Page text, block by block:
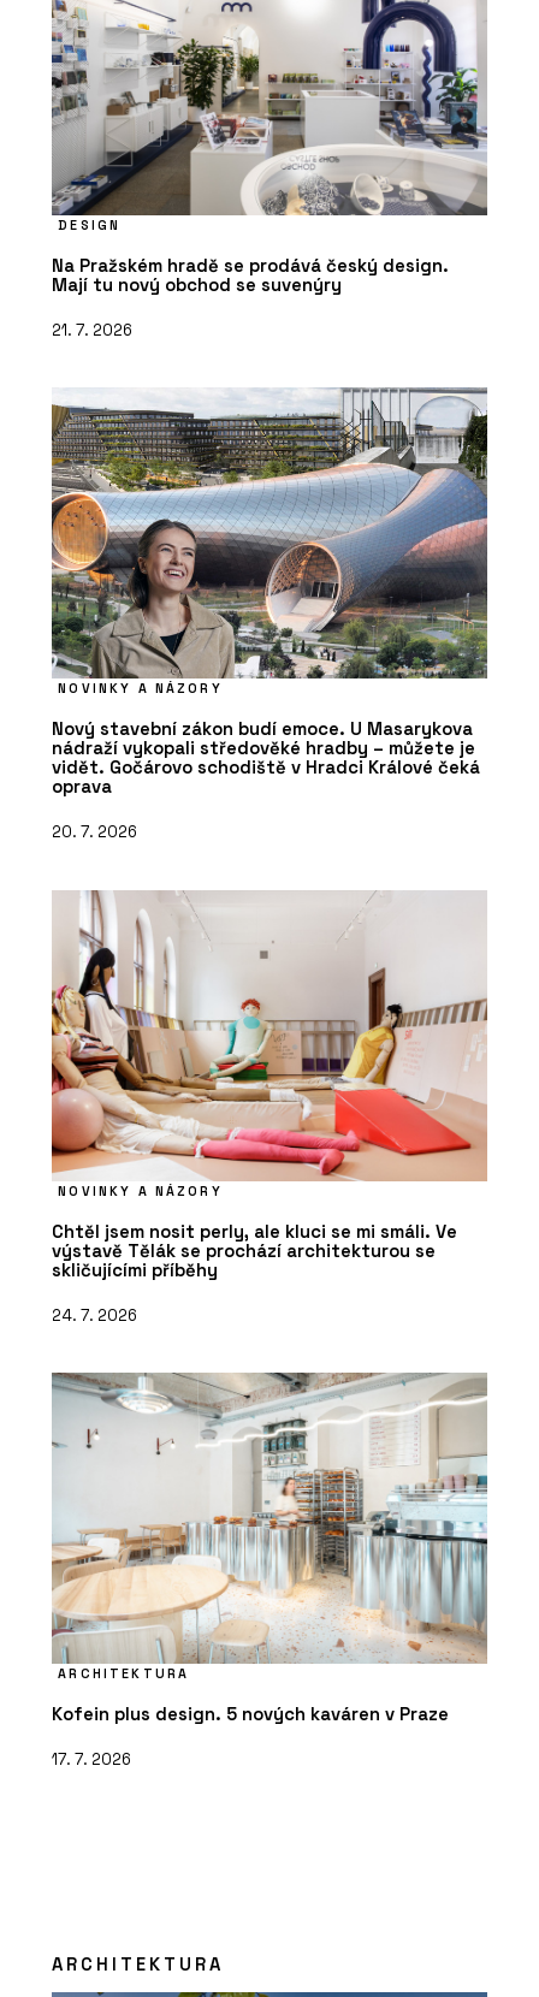
Nové kanceláře v budově ze 60. let
inspirované brutalismem navazují na
to nejlepší z minulosti
DESIGN
Na Pražském hradě se prodává český design.
Mají tu nový obchod se suvenýry
21. 7. 2026
NOVINKY A NÁZORY
Nový stavební zákon budí emoce. U Masarykova
nádraží vykopali středověké hradby – můžete je
vidět. Gočárovo schodiště v Hradci Králové čeká
oprava
20. 7. 2026
NOVINKY A NÁZORY
Chtěl jsem nosit perly, ale kluci se mi smáli. Ve
výstavě Tělák se prochází architekturou se
skličujícími příběhy
24. 7. 2026
ARCHITEKTURA
Kofein plus design. 5 nových kaváren v Praze
17. 7. 2026
ARCHITEKTURA